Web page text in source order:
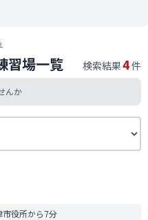
習場一覧 検索結果4件
んか
市役所から7分